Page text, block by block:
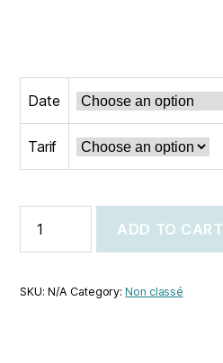
Date
Tarif
ADD TO CART
SKU:N/A Category:Non classé